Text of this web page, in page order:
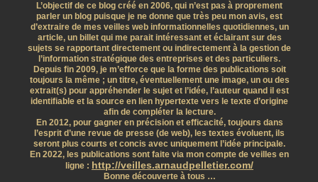
L’objectif de ce blog créé en 2006, qui n’est pas à proprement
parler un blog puisque je ne donne que très peu mon avis, est
d’extraire de mes veilles web informationnelles quotidiennes, un
article, un billet qui me parait intéressant et éclairant sur des
sujets se rapportant directement ou indirectement à la gestion de
l’information stratégique des entreprises et des particuliers.
Depuis fin 2009, je m’efforce que la forme des publications soit
toujours la même ; un titre, éventuellement une image, un ou des
extrait(s) pour appréhender le sujet et l’idée, l’auteur quand il est
identifiable et la source en lien hypertexte vers le texte d’origine
afin de compléter la lecture.
En 2012, pour gagner en précision et efficacité, toujours dans
l’esprit d’une revue de presse (de web), les textes évoluent, ils
seront plus courts et concis avec uniquement l’idée principale.
En 2022, les publications sont faite via mon compte de veilles en
ligne : http://veilles.arnaudpelletier.com/
Bonne découverte à tous …